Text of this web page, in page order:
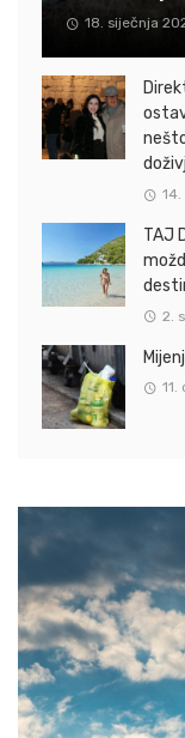
18. siječnja
TAJ
2.
11.